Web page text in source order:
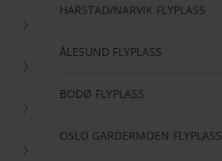
HARSTAD/NARVIK FLYPLASS
ÅLESUND FLYPLASS
BODØ FLYPLASS
OSLO GARDERMOEN FLYPLASS